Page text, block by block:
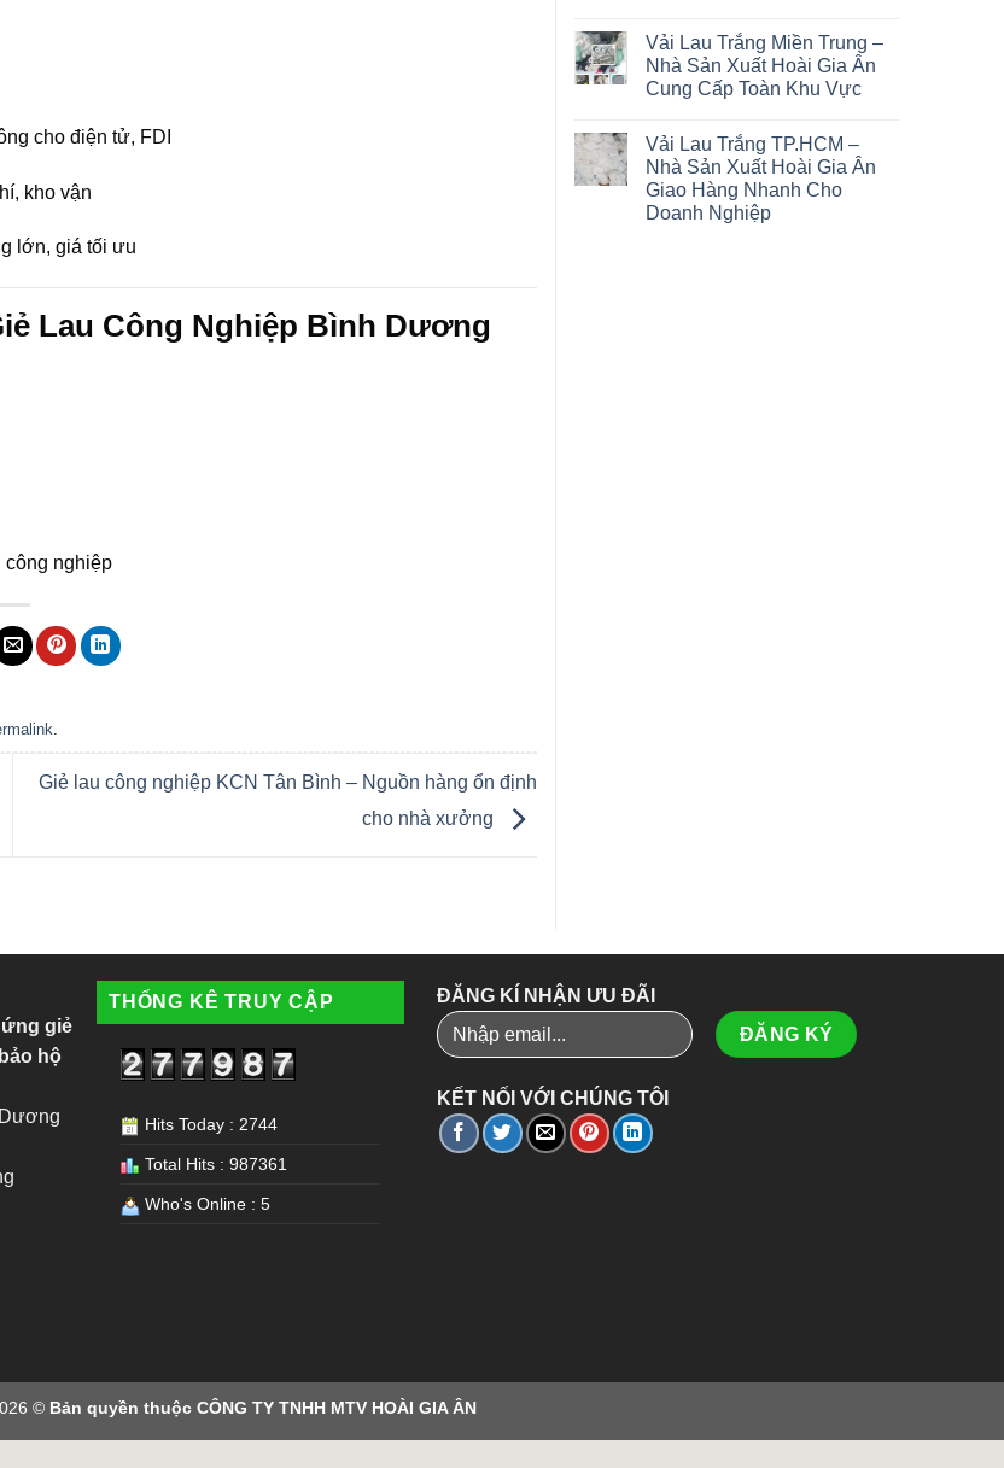
cho điện tử, FDI
kho vận
lớn, giá tối ưu
Lau Công Nghiệp Bình Dương
công nghiệp
.
Giẻ lau công nghiệp KCN Tân Bình – Nguồn hàng ổn định
cho nhà xưởng
Vải Lau Trắng Miền Trung –
Nhà Sản Xuất Hoài Gia Ân
Cung Cấp Toàn Khu Vực
Vải Lau Trắng TP.HCM –
Nhà Sản Xuất Hoài Gia Ân
Giao Hàng Nhanh Cho
Doanh Nghiệp
giẻ
hộ
THỐNG KÊ TRUY CẬP
Hits Today : 2744
Total Hits : 987361
Who's Online : 5
ĐĂNG KÍ NHẬN ƯU ĐÃI
KẾT NỐI VỚI CHÚNG TÔI
© Bản quyền thuộc CÔNG TY TNHH MTV HOÀI GIA ÂN